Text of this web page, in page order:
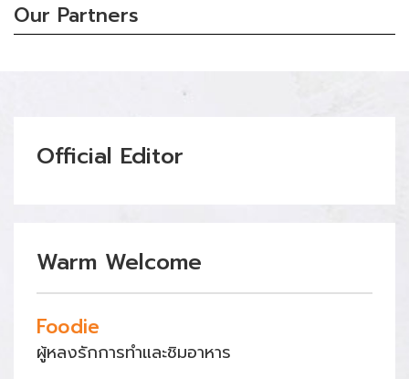
Our Partners
Official Editor
Warm Welcome
Foodie
ผู้หลงรักการทำและชิมอาหาร